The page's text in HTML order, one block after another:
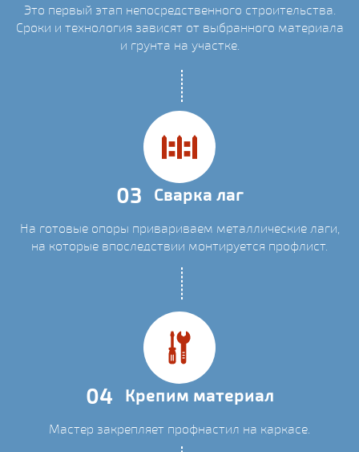
Это первый этап непосредственного строительства.
Сроки и технология зависят от выбранного материала
и грунта на участке.
03 Сварка лаг
На готовые опоры привариваем металлические лаги,
на которые впоследствии монтируется профлист.
04 Крепим материал
Мастер закрепляет профнастил на каркасе.